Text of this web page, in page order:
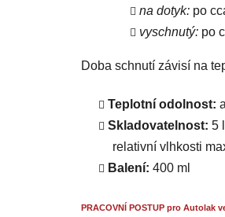
na dotyk: po
vyschnutý: po
Doba schnutí závisí na
Teplotní odolnost:
Skladovatelnost: 5
relativní vlhkosti
Balení: 400 ml
PRACOVNÍ POSTUP pro Autolak